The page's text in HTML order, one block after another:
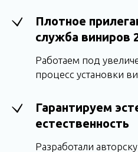
Плотное
служба виниров
Работаем под
процесс установки
Гарантируем
естественность
Разработали